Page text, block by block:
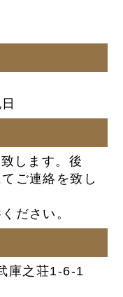
します。後
ご連絡を致し
ださい。
庫之荘1-6-1